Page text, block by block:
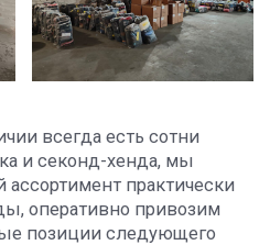
всегда есть сотни
и секонд-хенда, мы
практически
оперативно привозим
позиции следующего